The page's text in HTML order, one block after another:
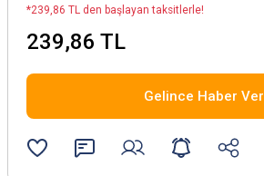
*239,86 TL den başlayan taksitlerle!
239,86 TL
Gelince Haber Ver